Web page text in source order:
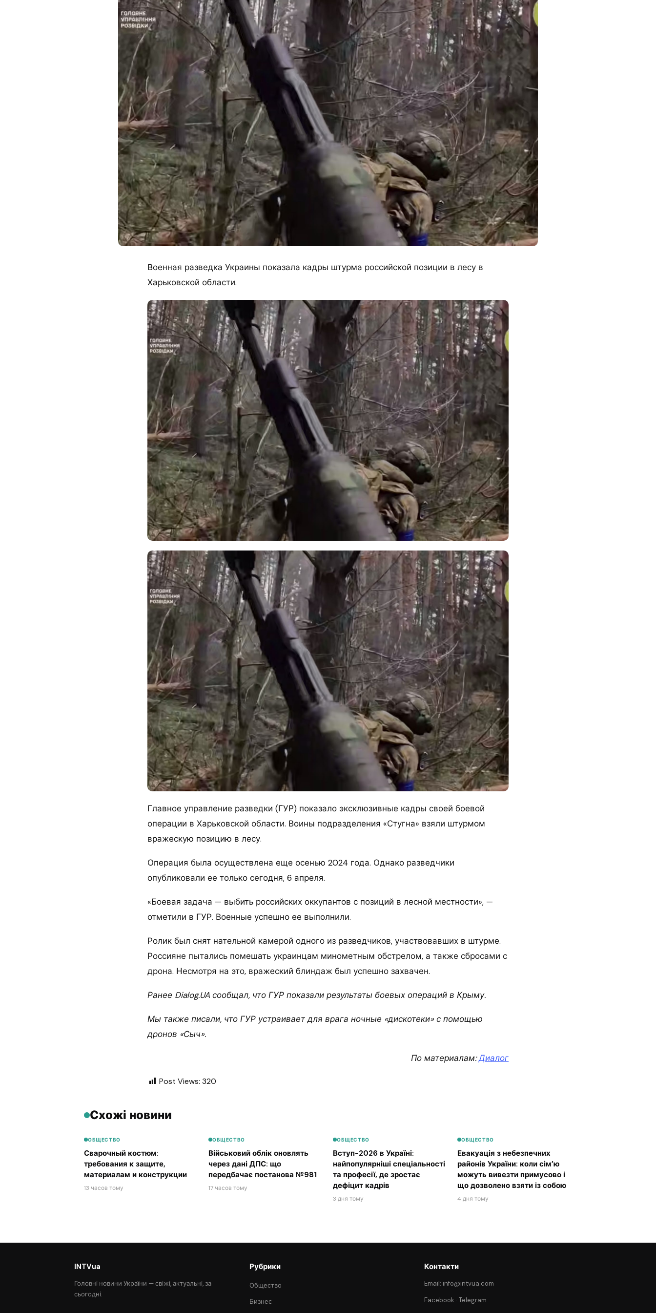
Военная разведка Украины показала кадры штурма российской позиции в лесу в
Харьковской области.
Главное управление разведки (ГУР) показало эксклюзивные кадры своей боевой
операции в Харьковской области. Воины подразделения «Стугна» взяли штурмом
вражескую позицию в лесу.
Операция была осуществлена еще осенью 2024 года. Однако разведчики
опубликовали ее только сегодня, 6 апреля.
«Боевая задача — выбить российских оккупантов с позиций в лесной местности», —
отметили в ГУР. Военные успешно ее выполнили.
Ролик был снят нательной камерой одного из разведчиков, участвовавших в штурме.
Россияне пытались помешать украинцам минометным обстрелом, а также сбросами с
дрона. Несмотря на это, вражеский блиндаж был успешно захвачен.
Ранее Dialog.UA сообщал, что ГУР показали результаты боевых операций в Крыму.
Мы также писали, что ГУР устраивает для врага ночные «дискотеки» с помощью
дронов «Сыч».
По материалам:Диалог
Post Views: 320
Схожі новини
ОБЩЕСТВО
Сварочный костюм:
требования к защите,
материалам и конструкции
13 часов тому
ОБЩЕСТВО
Військовий облік оновлять
через дані ДПС: що
передбачає постанова №981
17 часов тому
ОБЩЕСТВО
Вступ-2026 в Україні:
найпопулярніші спеціальності
та професії, де зростає
дефіцит кадрів
3 дня тому
ОБЩЕСТВО
Евакуація з небезпечних
районів України: коли сім’ю
можуть вивезти примусово і
що дозволено взяти із собою
4 дня тому
INTVua
Головні новини України — свіжі, актуальні, за
сьогодні.
Рубрики
Общество
Бизнес
Контакти
Email: info@intvua.com
Facebook ·Telegram